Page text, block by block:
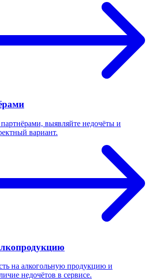
выявляйте недочёты и
вариант.
на алкогольную продукцию и
недочётов в сервисе.